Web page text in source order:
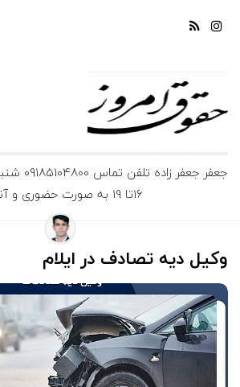
ج
ف
ر
ج
جعفر
16تا 19 به صورت حضوری و آنلاین
وکیل دیه تصادف در ایلام